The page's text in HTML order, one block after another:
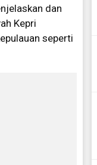
dan
Kepri
seperti